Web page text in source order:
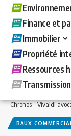
Finance et
Immobilier
Propriété
Ressources
Chronos - Vivaldi
BAUX